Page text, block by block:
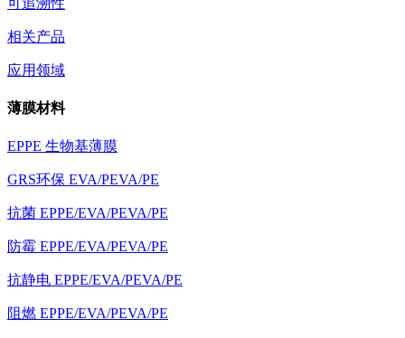
相关产品
应用领域
薄膜材料
EPPE 生物基薄膜
GRS环保 EVA/PEVA/PE
抗菌 EPPE/EVA/PEVA/PE
防霉 EPPE/EVA/PEVA/PE
抗静电 EPPE/EVA/PEVA/PE
阻燃 EPPE/EVA/PEVA/PE